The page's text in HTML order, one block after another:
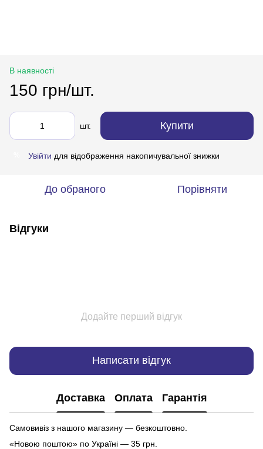
В наявності
150 грн/шт.
шт. Купити
Увійти для відображення накопичувальної знижки
До обраного Порівняти
Відгуки
Додайте перший відгук
Написати відгук
Доставка Оплата Гарантія
Самовивіз з нашого магазину — безкоштовно.
«Новою поштою» по Україні — 35 грн.